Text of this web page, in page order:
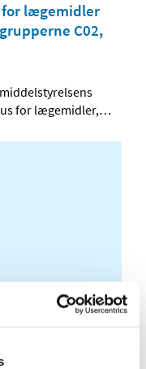
for lægemidler
C02,
for lægemidler,…